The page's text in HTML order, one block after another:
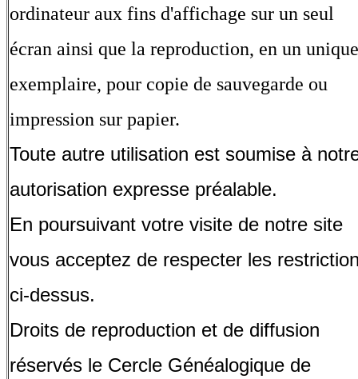
ordinateur aux fins d'affichage sur un seul
écran ainsi que la reproduction, en un unique
exemplaire, pour copie de sauvegarde ou
impression sur papier.
Toute autre utilisation est soumise à
autorisation expresse préalable.
En poursuivant votre visite de notre site
vous acceptez de respecter les
ci-dessus.
Droits de reproduction et de diffusion
réservés le Cercle Généalogique de